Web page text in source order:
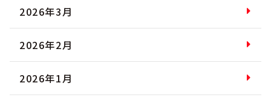
2026年3月
2026年2月
2026年1月